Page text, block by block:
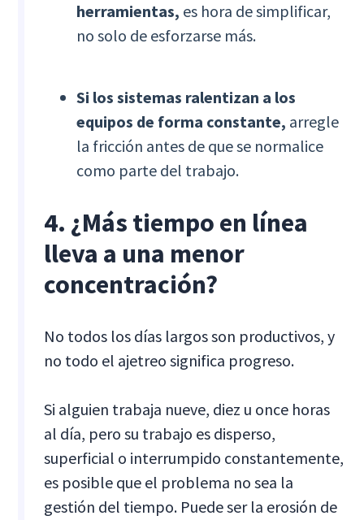
herramientas, es hora de simplificar,
no solo de esforzarse más.
Si los sistemas ralentizan a los
equipos de forma constante, arregle
la fricción antes de que se normalice
como parte del trabajo.
4. ¿Más tiempo en línea
lleva a una menor
concentración?
No todos los días largos son productivos, y
no todo el ajetreo significa progreso.
Si alguien trabaja nueve, diez u once horas
al día, pero su trabajo es disperso,
superficial o interrumpido constantemente,
es posible que el problema no sea la
gestión del tiempo. Puede ser la erosión de